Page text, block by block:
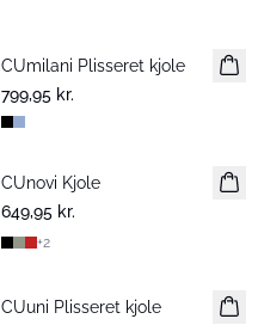
Nyhed
CUmilani Plisseret kjole
799,95 kr.
CUnovi Kjole
649,95 kr.
+2
CUuni Plisseret kjole